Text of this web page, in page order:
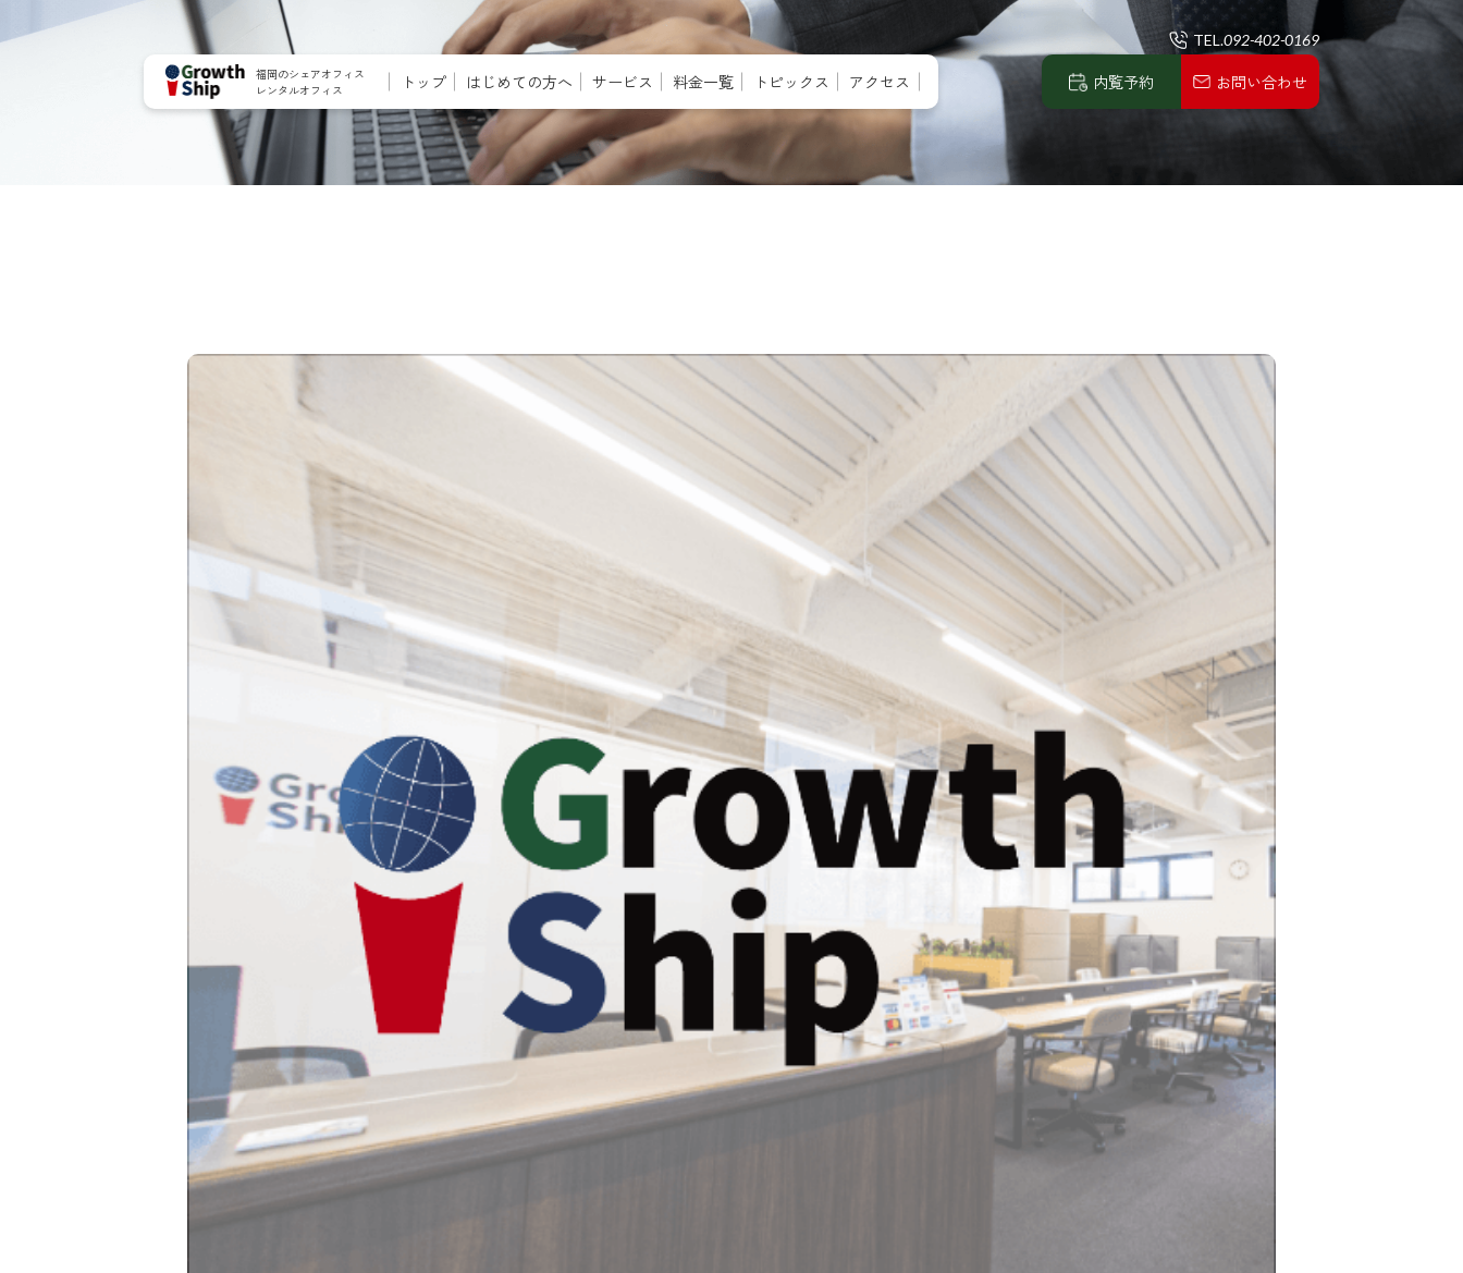
福岡のシェアオフィス
レンタルオフィス
トップ はじめての方へ サービス 料金一覧 トピックス アクセス 内覧予約 お問い合わせ
TEL.092-402-0169